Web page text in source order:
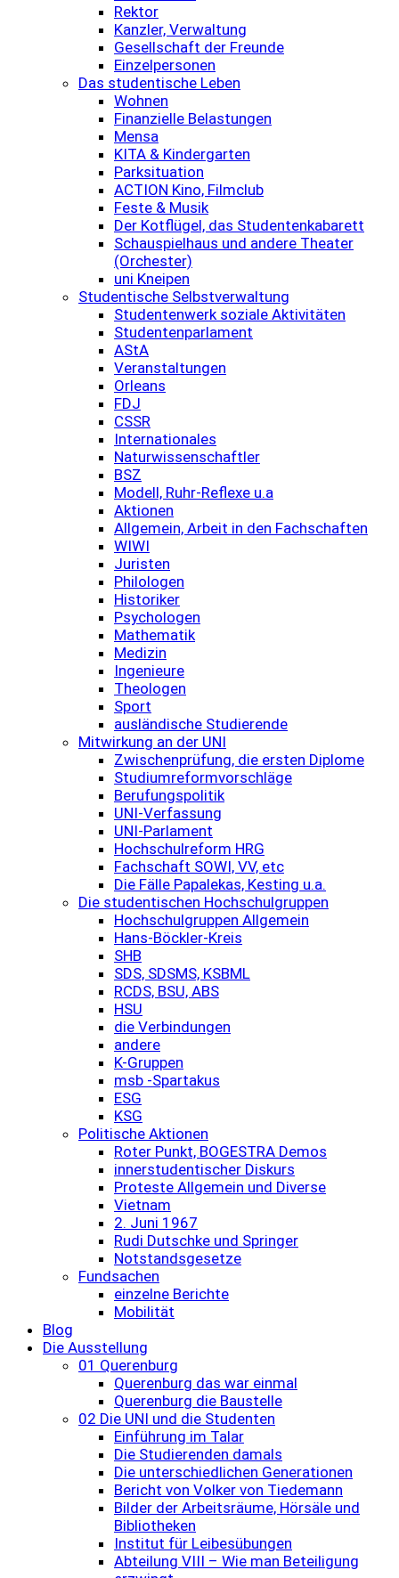
Rektor
Kanzler, Verwaltung
Gesellschaft der Freunde
Einzelpersonen
Das studentische Leben
Wohnen
Finanzielle Belastungen
Mensa
KITA & Kindergarten
Parksituation
ACTION Kino, Filmclub
Feste & Musik
Der Kotflügel, das Studentenkabarett
Schauspielhaus und andere Theater
(Orchester)
uni Kneipen
Studentische Selbstverwaltung
Studentenwerk soziale Aktivitäten
Studentenparlament
AStA
Veranstaltungen
Orleans
FDJ
CSSR
Internationales
Naturwissenschaftler
BSZ
Modell, Ruhr-Reflexe u.a
Aktionen
Allgemein, Arbeit in den Fachschaften
WIWI
Juristen
Philologen
Historiker
Psychologen
Mathematik
Medizin
Ingenieure
Theologen
Sport
ausländische Studierende
Mitwirkung an der UNI
Zwischenprüfung, die ersten Diplome
Studiumreformvorschläge
Berufungspolitik
UNI-Verfassung
UNI-Parlament
Hochschulreform HRG
Fachschaft SOWI, VV, etc
Die Fälle Papalekas, Kesting u.a.
Die studentischen Hochschulgruppen
Hochschulgruppen Allgemein
Hans-Böckler-Kreis
SHB
SDS, SDSMS, KSBML
RCDS, BSU, ABS
HSU
die Verbindungen
andere
K-Gruppen
msb -Spartakus
ESG
KSG
Politische Aktionen
Roter Punkt, BOGESTRA Demos
innerstudentischer Diskurs
Proteste Allgemein und Diverse
Vietnam
2. Juni 1967
Rudi Dutschke und Springer
Notstandsgesetze
Fundsachen
einzelne Berichte
Mobilität
Blog
Die Ausstellung
01 Querenburg
Querenburg das war einmal
Querenburg die Baustelle
02 Die UNI und die Studenten
Einführung im Talar
Die Studierenden damals
Die unterschiedlichen Generationen
Bericht von Volker von Tiedemann
Bilder der Arbeitsräume, Hörsäle und
Bibliotheken
Institut für Leibesübungen
Abteilung VIII – Wie man Beteiligung